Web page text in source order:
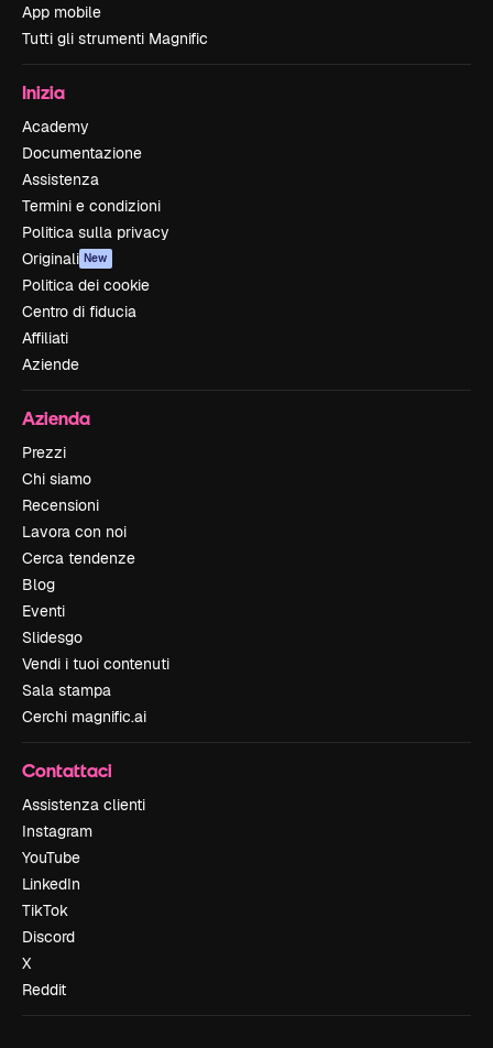
App mobile
Tutti gli strumenti Magnific
Inizia
Academy
Documentazione
Assistenza
Termini e condizioni
Politica sulla privacy
Originali New
Politica dei cookie
Centro di fiducia
Affiliati
Aziende
Azienda
Prezzi
Chi siamo
Recensioni
Lavora con noi
Cerca tendenze
Blog
Eventi
Slidesgo
Vendi i tuoi contenuti
Sala stampa
Cerchi magnific.ai
Contattaci
Assistenza clienti
Instagram
YouTube
LinkedIn
TikTok
Discord
X
Reddit